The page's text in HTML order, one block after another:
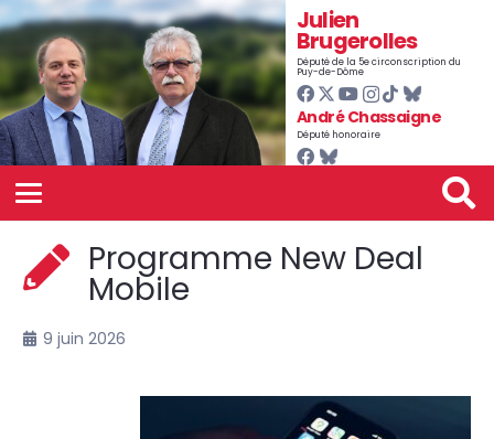
Julien
Brugerolles
Député de la 5e circonscription du
Puy-de-Dôme
André Chassaigne
Député honoraire
Programme New Deal
Mobile
9 juin 2026